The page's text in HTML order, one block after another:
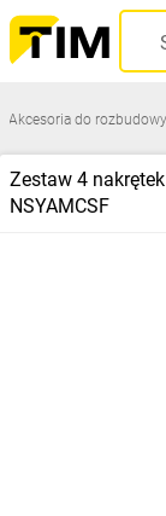
Akcesoria do
Zestaw 4
NSYAMCSF